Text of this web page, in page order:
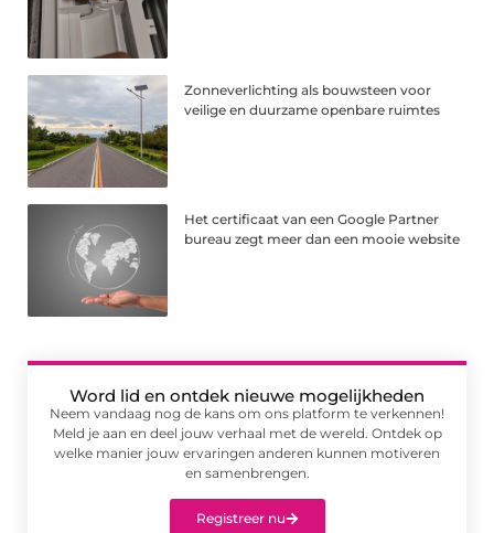
Zonneverlichting als bouwsteen voor
veilige en duurzame openbare ruimtes
Het certificaat van een Google Partner
bureau zegt meer dan een mooie website
Word lid en ontdek nieuwe mogelijkheden
Neem vandaag nog de kans om ons platform te verkennen!
Meld je aan en deel jouw verhaal met de wereld. Ontdek op
welke manier jouw ervaringen anderen kunnen motiveren
en samenbrengen.
Registreer nu